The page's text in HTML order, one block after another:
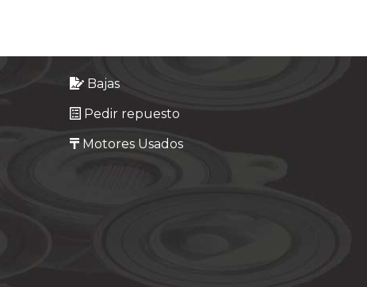
Bajas
Pedir repuesto
Motores Usados